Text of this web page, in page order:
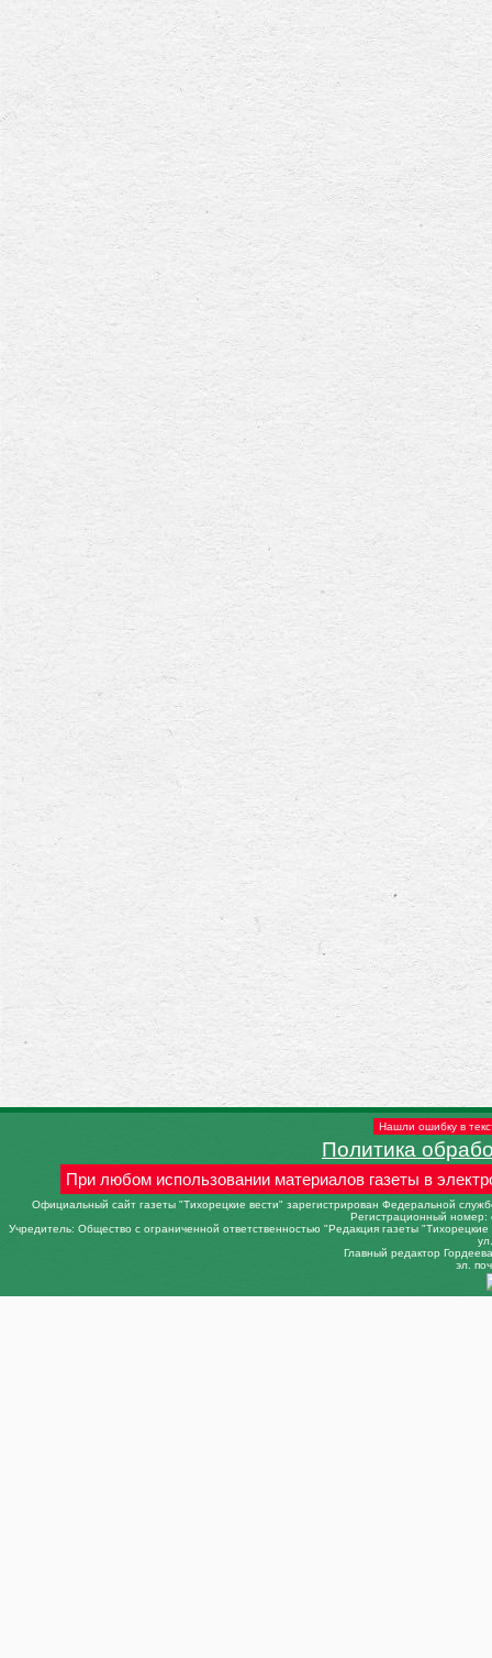
Нашли ошибку в
Политика
При любом использовании материалов газеты в
Официальный сайт газеты "Тихорецкие вести" зарегистрирован Федеральной
Регистрационный
Учредитель: Общество с ограниченной ответственностью "Редакция газеты
Главный редактор
эл.